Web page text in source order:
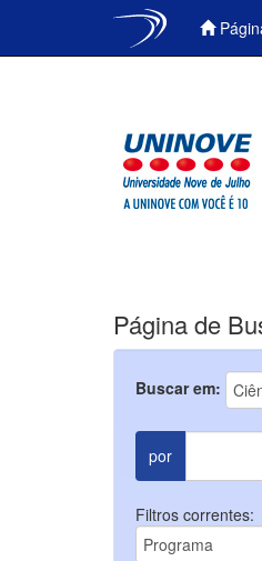
Página de
Buscar em:
por
Filtros correntes: